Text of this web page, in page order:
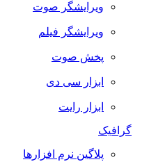
ویرایشگر صوت
ویرایشگر فیلم
پخش صوت
ابزار سی دی
ابزار رایت
گرافیک
پلاگین نرم افزارها